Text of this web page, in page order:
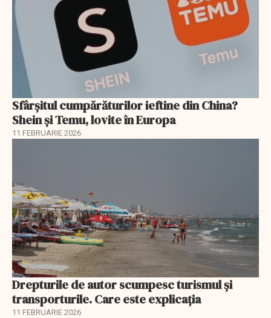
Sfârșitul cumpărăturilor ieftine din China?
Shein și Temu, lovite în Europa
11 FEBRUARIE 2026
Drepturile de autor scumpesc turismul și
transporturile. Care este explicația
11 FEBRUARIE 2026